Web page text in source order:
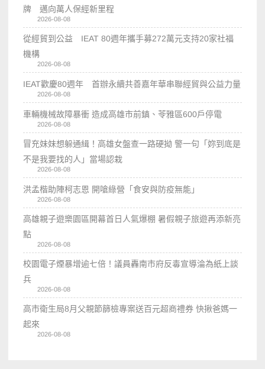
牌 邁向萬人保經新里程
2026-08-08
從經貿到公益 IEAT 80週年攜手募272萬元支持20家社福
機構
2026-08-08
IEAT歡慶80週年 首辦永續共善嘉年華串聯經貿與公益力量
2026-08-08
車輛機械故障暴衝 造成高雄市前鎮、苓雅區600戶停電
2026-08-08
冒充妹妹想躲通緝！高雄女盤查一路硬拗 警一句「妳到底是
不是我要找的人」當場認栽
2026-08-08
洪孟楷助陣柯志恩 開嗆綠營「食安與防疫無能」
2026-08-08
高雄親子遊樂園區開幕首日人氣爆棚 暑假親子旅遊再添新亮
點
2026-08-08
校園電子煙暴增逾七倍！議員轟南市府反毒宣導淪為紙上談
兵
2026-08-08
高市衛生局8月父親節篩檢專案送百元超商禮券 快揪爸媽一
起來
2026-08-08